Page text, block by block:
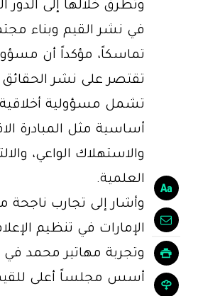
وتطرق خلالها إلى الدور
في نشر القيم وبناء
تماسكاً، مؤكداً أن
تقتصر على نشر
تشمل مسؤولية
أساسية مثل المبادرة
والاستهلاك الواعي،
العلمية.
وأشار إلى تجارب ناجحة
الإمارات في تنظيم
وتجربة مهاتير محمد في
أسس مجلساً أعلى للقيم